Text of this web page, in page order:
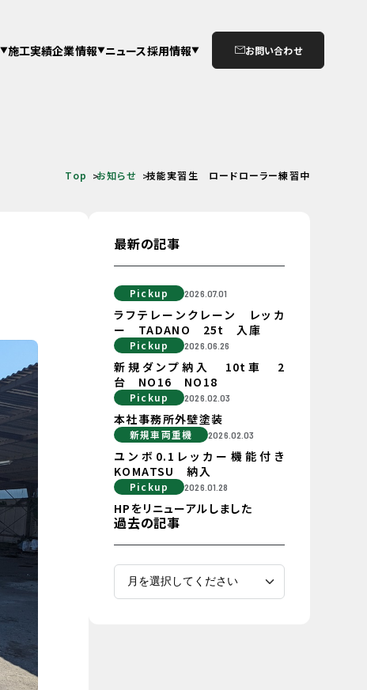
施工実績企業情報 ニュース採用情報 お問い合わせ
Top お知らせ 技能実習生 ロードローラー練習中
最新の記事
Pickup 2026.07.01
ラフテレーンクレーン レッカ
ー TADANO 25t 入庫
Pickup 2026.06.26
新規ダンプ納入 10t車 2
台 NO16 NO18
Pickup 2026.02.03
本社事務所外壁塗装
新規車両重機 2026.02.03
ユンボ0.1レッカー機能付き
KOMATSU 納入
Pickup 2026.01.28
HPをリニューアルしました
過去の記事